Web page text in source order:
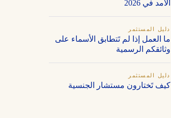
الأمد في 2026
دليل المستثمر
ما العمل إذا لم تَتطابق الأسماء على
وثائقكم الرسمية
دليل المستثمر
كيف تَختارون مستشار الجنسية